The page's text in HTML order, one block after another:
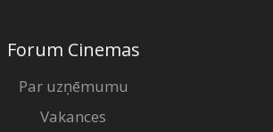
Forum Cinemas
Par uzņēmumu
Vakances